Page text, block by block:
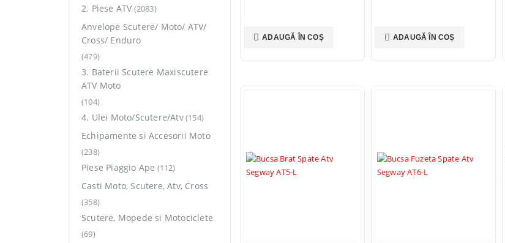
ADAUGĂ ÎN COȘ ADAUGĂ ÎN COȘ
2. Piese ATV (2083)
Anvelope Scutere/ Moto/ ATV/
Cross/ Enduro
(479)
3. Baterii Scutere Maxiscutere
ATV Moto
(104)
4. Ulei Moto/Scutere/Atv(154)
Echipamente si Accesorii Moto
(238)
Piese Piaggio Ape (112)
Casti Moto, Scutere, Atv, Cross
(358)
Scutere, Mopede si Motociclete
(69)